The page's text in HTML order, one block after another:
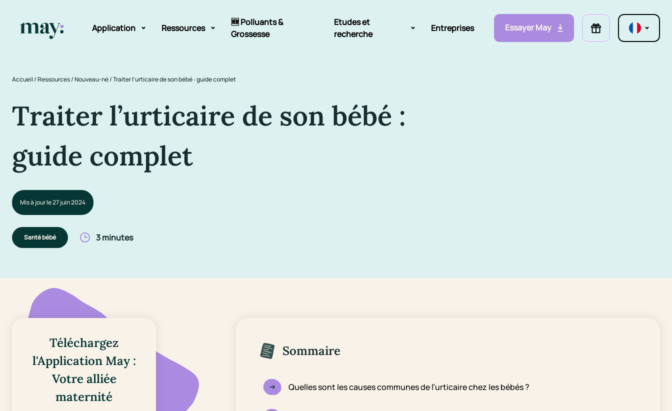
Application
Mission
Ressources
Guide des prénoms
Newsletters
🆕 Polluants &
Grossesse
Etudes et
recherche
Sommeil de l'enfant
Entreprises Essayer May
Accueil/Ressources/Nouveau-né/Traiter l’urticaire de son bébé : guide complet
Traiter l’urticaire de son bébé :
guide complet
Mis à jour le 27 juin 2024
Santé bébé 3 minutes
Téléchargez
l'Application May :
Votre alliée
maternité
Sommaire
Quelles sont les causes communes de l’urticaire chez les bébés ?